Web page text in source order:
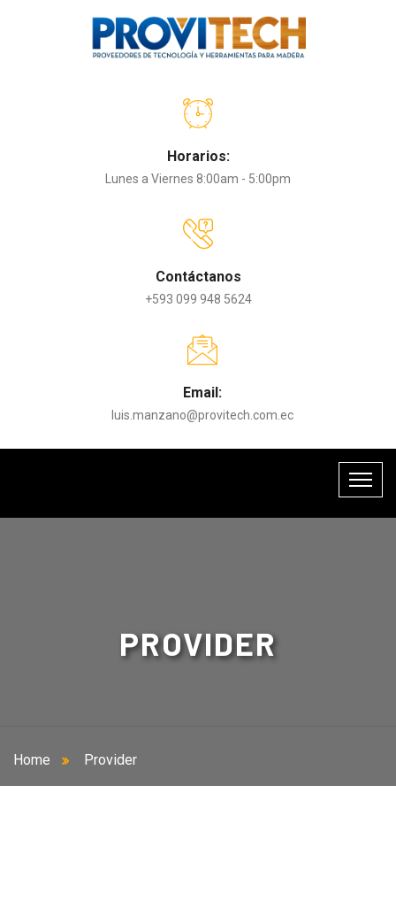
Horarios:
Lunes a Viernes 8:00am - 5:00pm
Contáctanos
+593 099 948 5624
Email:
luis.manzano@provitech.com.ec
PROVIDER
Home Provider